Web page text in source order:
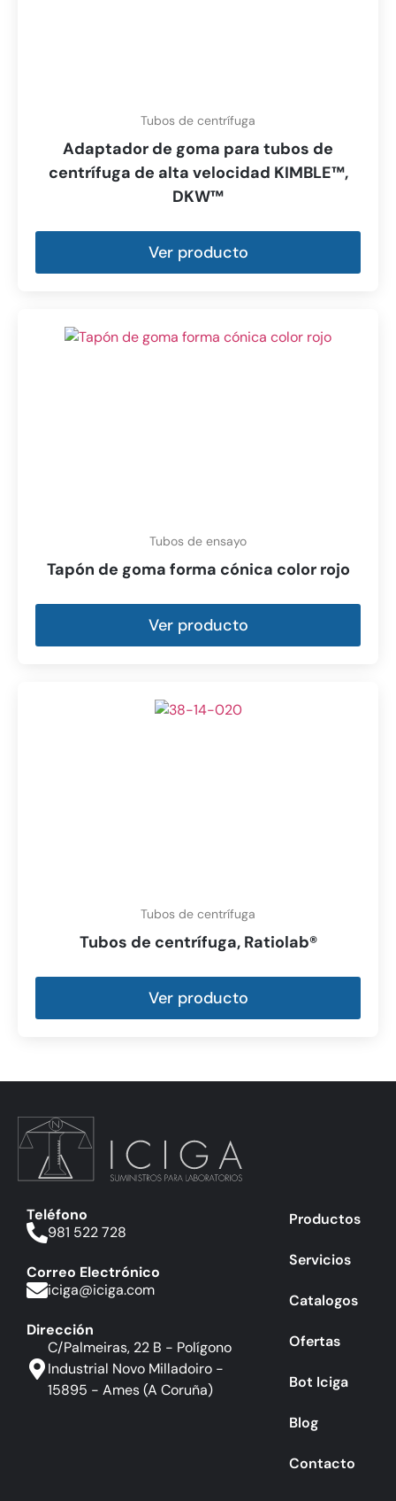
Tubos de centrífuga
Adaptador de goma para tubos de
centrífuga de alta velocidad KIMBLE™,
DKW™
Ver producto
Tubos de ensayo
Tapón de goma forma cónica color rojo
Ver producto
Tubos de centrífuga
Tubos de centrífuga, Ratiolab®
Ver producto
Teléfono
981 522 728
Correo Electrónico
iciga@iciga.com
Dirección
C/Palmeiras, 22 B - Polígono
Industrial Novo Milladoiro -
15895 - Ames (A Coruña)
Productos
Servicios
Catalogos
Ofertas
Bot Iciga
Blog
Contacto